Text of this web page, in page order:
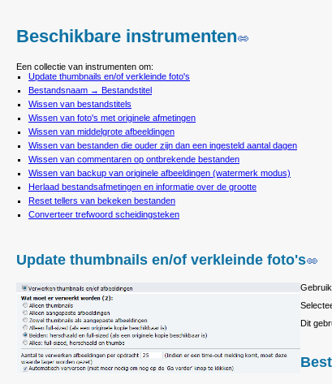
Beschikbare instrumenten
Een collectie van instrumenten om:
Update thumbnails en/of verkleinde foto's
Bestandsnaam → Bestandstitel
Wissen van bestandstitels
Wissen van foto's met originele afmetingen
Wissen van middelgrote afbeeldingen
Wissen van bestanden die ouder zijn dan een ingesteld aantal dagen
Wissen van commentaren op ontbrekende bestanden
Wissen van backup van originele afbeeldingen (watermerk modus)
Herlaad bestandsafmetingen en informatie over de grootte
Reset tellers van bekeken bestanden
Converteer trefwoord scheidingsteken
Update thumbnails en/of verkleinde foto's
Dit